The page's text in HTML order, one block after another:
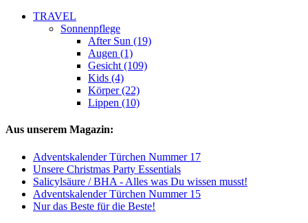
TRAVEL
Sonnenpflege
After Sun (19)
Augen (1)
Gesicht (109)
Kids (4)
Körper (22)
Lippen (10)
Aus unserem Magazin:
Adventskalender Türchen Nummer 17
Unsere Christmas Party Essentials
Salicylsäure / BHA - Alles was Du wissen musst!
Adventskalender Türchen Nummer 15
Nur das Beste für die Beste!